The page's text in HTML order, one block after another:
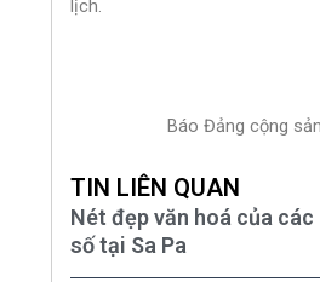
lịch.
Báo Đảng cộng
TIN LIÊN QUAN
Nét đẹp văn hoá của
số tại Sa Pa